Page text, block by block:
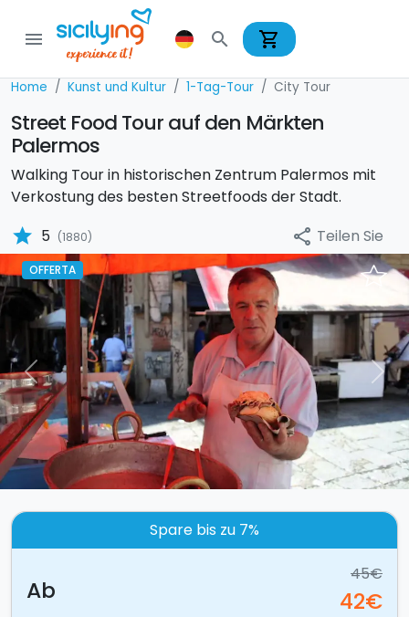
menu search shopping_cart
Home Kunst und Kultur 1-Tag-Tour City Tour
Street Food Tour auf den Märkten
Palermos
Walking Tour in historischen Zentrum Palermos mit
Verkostung des besten Streetfoods der Stadt.
star 5 (1880) share Teilen Sie
OFFERTA
Previous Next
Spare bis zu 7%
Ab
45€
42€